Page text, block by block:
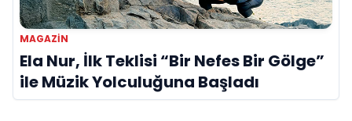
MAGAZIN
Ela Nur, İlk Teklisi “Bir Nefes Bir Gölge”
ile Müzik Yolculuğuna Başladı